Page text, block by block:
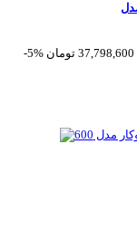
-5%
37,798,600 تومان